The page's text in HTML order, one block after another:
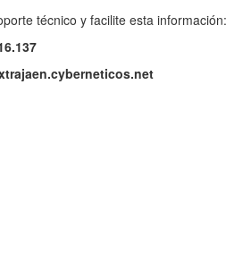
técnico y facilite esta información: